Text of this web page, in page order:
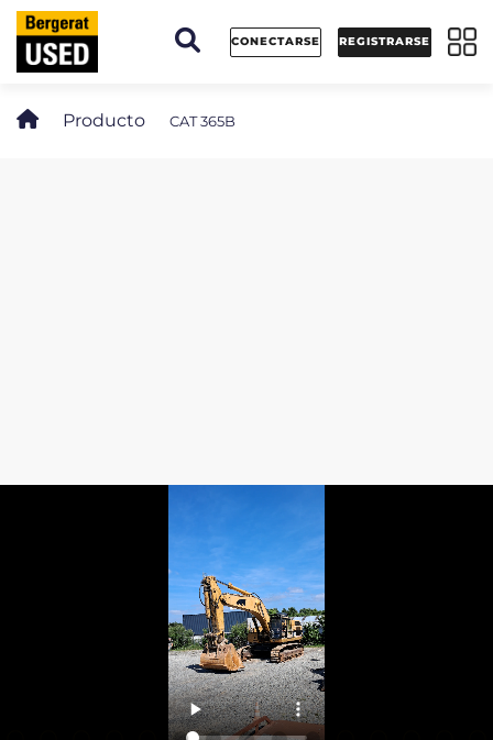
CONECTARSE REGISTRARSE
Producto CAT 365B
Panel de gestión de cookies